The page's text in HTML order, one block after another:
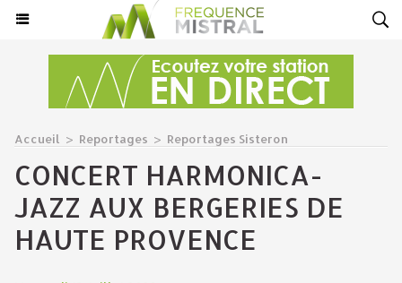
Accueil > Reportages > Reportages Sisteron
CONCERT HARMONICA-
JAZZ AUX BERGERIES DE
HAUTE PROVENCE